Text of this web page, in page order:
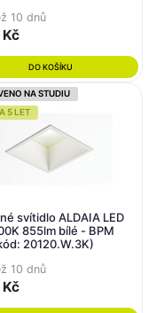
10 dnů
DO KOŠÍKU
NA STUDIU
5 LET
svítidlo ALDAIA LED
855lm bílé - BPM
20120.W.3K)
10 dnů